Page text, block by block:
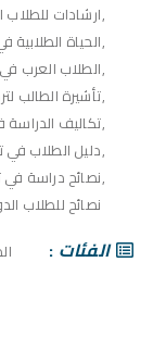
ارشادات للطلاب
الحياة الطلابية
الطلاب العرب في
تأشيرة الطالب
تكاليف الدراسة
دليل الطلاب في
نصائح دراسة في
نصائح للطلاب
الفئات